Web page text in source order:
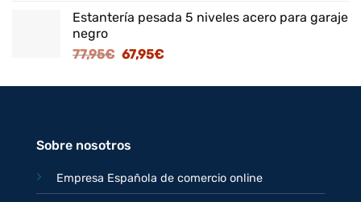
original
82,95€.
actual
Estantería pesada 5 niveles acero para garaje
negro
77,95€ El
original
67,95€El
actual
Sobre nosotros
Empresa Española de comercio online